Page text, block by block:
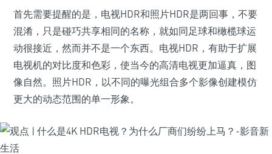
首先需要提醒的是，电视HDR和照片HDR是两回事，不要
混淆，只是碰巧共享相同的名称，就如同足球和橄榄球运
动很接近，然而并不是一个东西。电视HDR，有助于扩展
电视机的对比度和色彩，使当今的高清电视更加逼真，图
像自然。照片HDR，以不同的曝光组合多个影像创建模仿
更大的动态范围的单一形象。